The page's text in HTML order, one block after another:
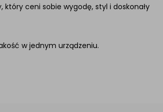
który ceni sobie wygodę, styl i doskonały
w jednym urządzeniu.